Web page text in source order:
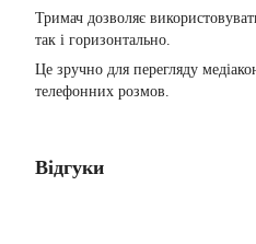
Тримач дозволяє
так і горизонтально.
Це зручно для перегляду
телефонних розмов.
Відгуки